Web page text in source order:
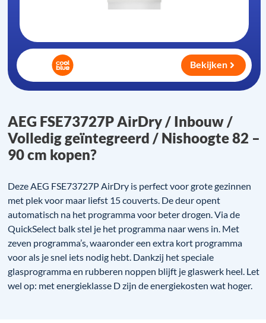
AEG FSE73727P AirDry / Inbouw /
Volledig geïntegreerd / Nishoogte 82 –
90 cm kopen?
Deze AEG FSE73727P AirDry is perfect voor grote gezinnen
met plek voor maar liefst 15 couverts. De deur opent
automatisch na het programma voor beter drogen. Via de
QuickSelect balk stel je het programma naar wens in. Met
zeven programma’s, waaronder een extra kort programma
voor als je snel iets nodig hebt. Dankzij het speciale
glasprogramma en rubberen noppen blijft je glaswerk heel. Let
wel op: met energieklasse D zijn de energiekosten wat hoger.
Bekijken